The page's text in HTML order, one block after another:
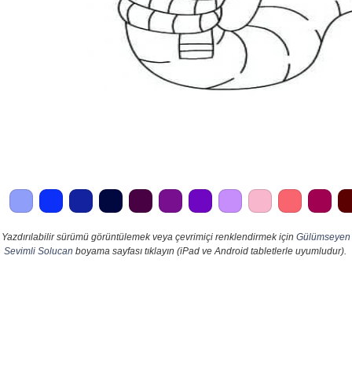
Yazdırılabilir sürümü görüntülemek veya çevrimiçi renklendirmek için Gülümseyen
Sevimli Solucan boyama sayfası tıklayın (iPad ve Android tabletlerle uyumludur).